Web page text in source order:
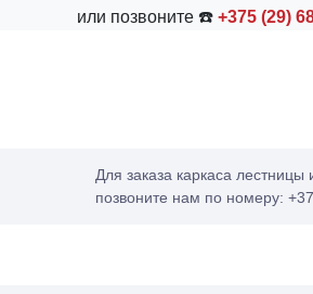
или позвоните ☎️ +375 (29)
Для заказа каркаса лестницы
позвоните нам по номеру: